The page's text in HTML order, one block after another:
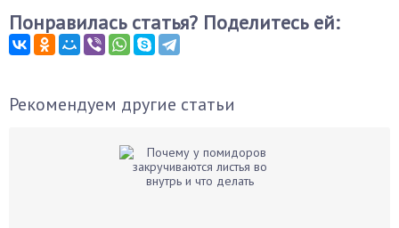
Понравилась статья? Поделитесь ей:
Рекомендуем другие статьи